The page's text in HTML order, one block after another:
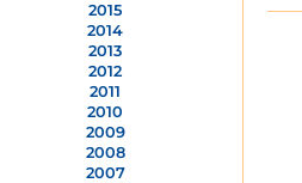
2015
2014
2013
2012
2011
2010
2009
2008
2007